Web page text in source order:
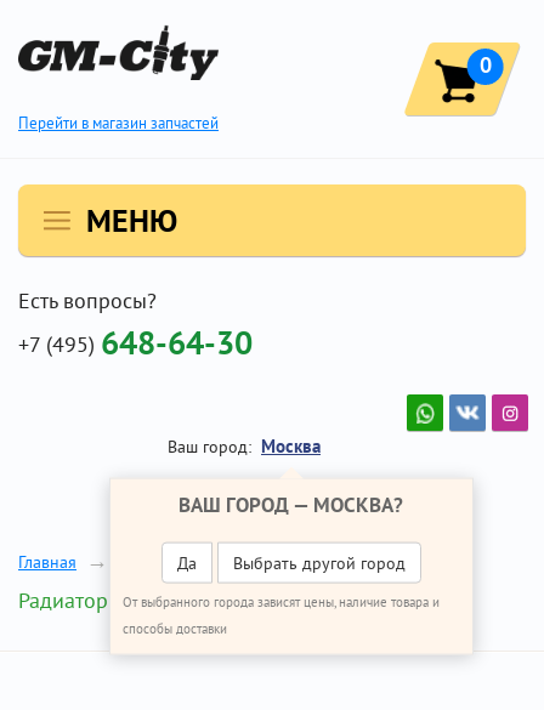
Перейти в магазин запчастей
0
МЕНЮ
Есть вопросы?
+7 (495) 648-64-30
Ваш город: Москва
ВАШ ГОРОД — МОСКВА?
Да Выбрать другой город
От выбранного города зависят цены, наличие товара и
способы доставки
Главная Ремонт Шевроле Лачетти
Радиатор охлаждения МКПП